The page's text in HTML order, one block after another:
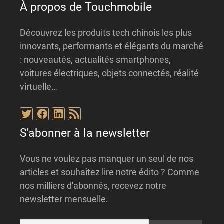
À propos de Touchmobile
Découvrez les produits tech chinois les plus
innovants, performants et élégants du marché
: nouveautés, actualités smartphones,
voitures électriques, objets connectés, réalité
virtuelle…
Twitter
Facebook
LinkedIn
Flux RSS
S'abonner à la newsletter
Vous ne voulez pas manquer un seul de nos
articles et souhaitez lire notre édito ? Comme
nos milliers d'abonnés, recevez notre
newsletter mensuelle.